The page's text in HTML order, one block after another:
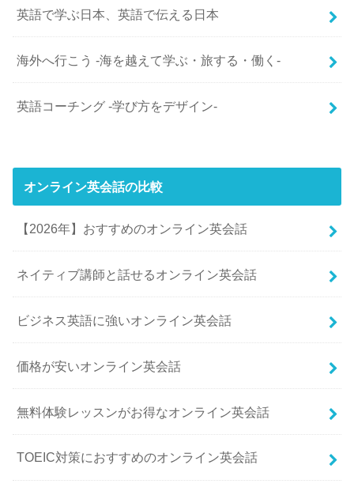
英語で学ぶ日本、英語で伝える日本
海外へ行こう -海を越えて学ぶ・旅する・働く-
英語コーチング -学び方をデザイン-
オンライン英会話の比較
【2026年】おすすめのオンライン英会話
ネイティブ講師と話せるオンライン英会話
ビジネス英語に強いオンライン英会話
価格が安いオンライン英会話
無料体験レッスンがお得なオンライン英会話
TOEIC対策におすすめのオンライン英会話